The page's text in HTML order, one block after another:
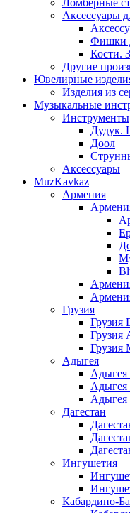
Ломберные
Аксессуары
Фишки
Кости.
Другие
Ювелирные
Изделия из
Музыкальные
Инструменты
Дудук.
Доол
Аксессуары
MuzKavkaz
Армения
Грузия
Грузия
Грузия
Грузия
Адыгея
Адыгея
Адыгея
Дагестан
Ингушетия
Кабардино-